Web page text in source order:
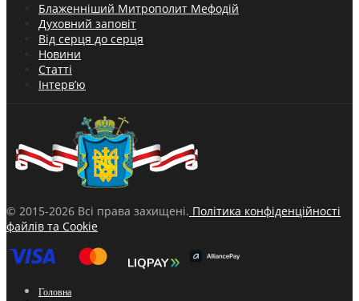
Блаженніший Митрополит Мефодій
Духовний заповіт
Від серця до серця
Новини
Статті
Інтерв’ю
© 2015-2026 Всі права захищені. Політика конфіденційності
файлів та Cookie
Головна